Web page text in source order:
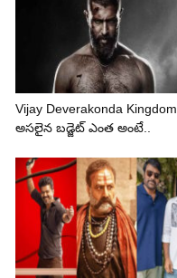
Vijay Deverakonda Kingdom
అసలైన బడ్జెట్ ఎంత అంటే..